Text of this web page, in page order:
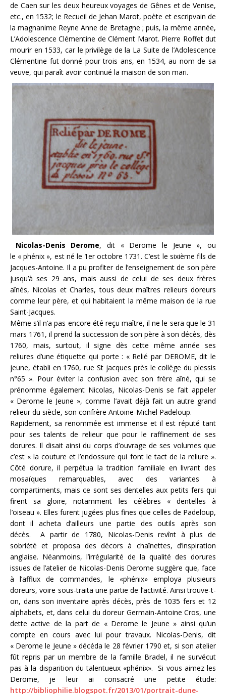
de Caen sur les deux heureux voyages de Gênes et de Venise,
etc., en 1532; le Recueil de Jehan Marot, poète et escripvain de
la magnanime Reyne Anne de Bretagne ; puis, la même année,
L’Adolescence Clémentine de Clément Marot. Pierre Roffet dut
mourir en 1533, car le privilège de la La Suite de l’Adolescence
Clémentine fut donné pour trois ans, en 1534, au nom de sa
veuve, qui paraît avoir continué la maison de son mari.
Nicolas-Denis Derome, dit « Derome le Jeune », ou
le « phénix », est né le 1er octobre 1731. C’est le sixième fils de
Jacques-Antoine. Il a pu profiter de l’enseignement de son père
jusqu’à ses 29 ans, mais aussi de celui de ses deux frères
aînés, Nicolas et Charles, tous deux maîtres relieurs doreurs
comme leur père, et qui habitaient la même maison de la rue
Saint-Jacques.
Même s’il n’a pas encore été reçu maître, il ne le sera que le 31
mars 1761, il prend la succession de son père à son décès, dès
1760, mais, surtout, il signe dès cette même année ses
reliures d’une étiquette qui porte : « Relié par DEROME, dit le
jeune, établi en 1760, rue St jacques près le collège du plessis
n°65 ». Pour éviter la confusion avec son frère aîné, qui se
prénomme également Nicolas, Nicolas-Denis se fait appeler
« Derome le Jeune », comme l’avait déjà fait un autre grand
relieur du siècle, son confrère Antoine-Michel Padeloup.
Rapidement, sa renommée est immense et il est réputé tant
pour ses talents de relieur que pour le raffinement de ses
dorures. Il disait ainsi du corps d’ouvrage de ses volumes que
c’est « la couture et l’endossure qui font le tact de la reliure ».
Côté dorure, il perpétua la tradition familiale en livrant des
mosaïques remarquables, avec des variantes à
compartiments, mais ce sont ses dentelles aux petits fers qui
firent sa gloire, notamment les célèbres « dentelles à
l’oiseau ». Elles furent jugées plus fines que celles de Padeloup,
dont il acheta d’ailleurs une partie des outils après son
décès. A partir de 1780, Nicolas-Denis revînt à plus de
sobriété et proposa des décors à chaînettes, d’inspiration
anglaise. Néanmoins, l’irrégularité de la qualité des dorures
issues de l’atelier de Nicolas-Denis Derome suggère que, face
à l’afflux de commandes, le «phénix» employa plusieurs
doreurs, voire sous-traita une partie de l’activité. Ainsi trouve-t-
on, dans son inventaire après décès, près de 1035 fers et 12
alphabets, et, dans celui du doreur Germain-Antoine Cros, une
dette active de la part de « Derome le Jeune » ainsi qu’un
compte en cours avec lui pour travaux. Nicolas-Denis, dit
« Derome le Jeune » décéda le 28 février 1790 et, si son atelier
fût repris par un membre de la famille Bradel, il ne survécut
pas à la disparition du talentueux «phénix». Si vous aimez les
Derome, je leur ai consacré une petite étude:
http://bibliophilie.blogspot.fr/2013/01/portrait-dune-